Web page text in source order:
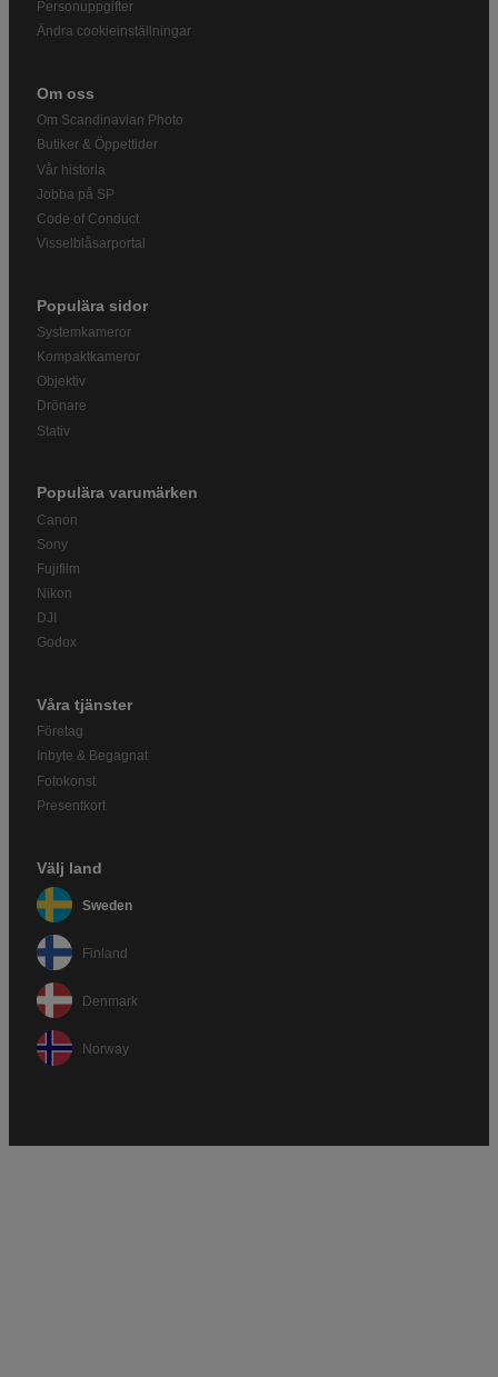
Personuppgifter
Ändra cookieinställningar
Om oss
Om Scandinavian Photo
Butiker & Öppettider
Vår historia
Jobba på SP
Code of Conduct
Visselblåsarportal
Populära sidor
Systemkameror
Kompaktkameror
Objektiv
Drönare
Stativ
Populära varumärken
Canon
Sony
Fujifilm
Nikon
DJI
Godox
Våra tjänster
Företag
Inbyte & Begagnat
Fotokonst
Presentkort
Välj land
Sweden
Finland
Denmark
Norway